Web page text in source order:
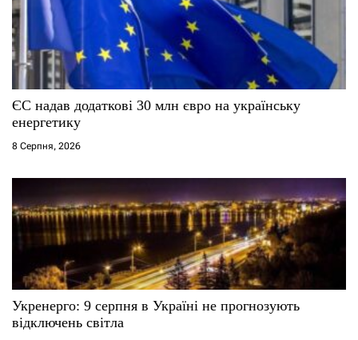
п
и
с
і
в
ЄС надав додаткові 30 млн євро на українську
енергетику
8 Серпня, 2026
Укренерго: 9 серпня в Україні не прогнозують
відключень світла